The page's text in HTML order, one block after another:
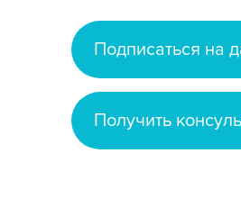
Подписаться на
Получить